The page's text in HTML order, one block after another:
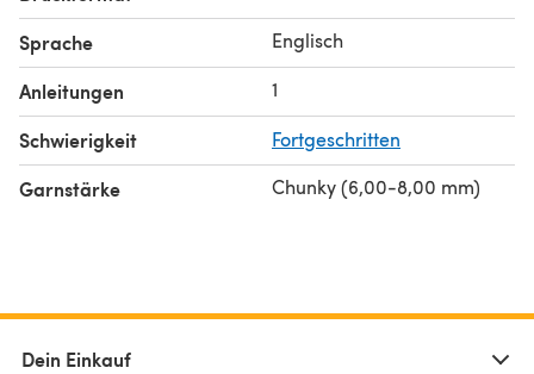
Sprache Englisch
Anleitungen 1
Schwierigkeit Fortgeschritten
Garnstärke Chunky (6,00-8,00 mm)
Dein Einkauf